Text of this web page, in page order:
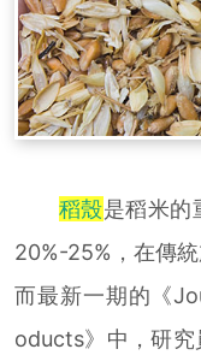
稻殼是稻米的
20%-25%，在傳
而最新一期的《
oducts》中，研究